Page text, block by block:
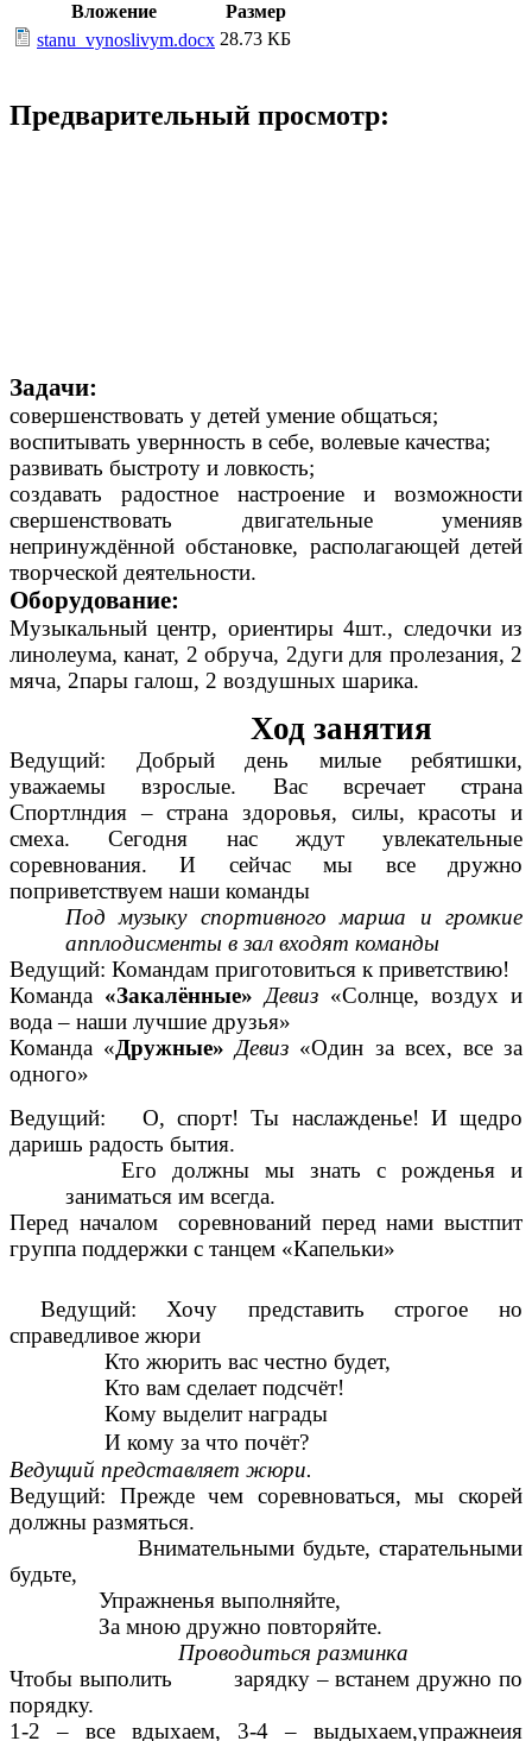
Вложение
Размер
stanu_vynoslivym.docx 28.73 КБ
Предварительный просмотр:
Задачи:
совершенствовать у детей умение общаться;
воспитывать увернность в себе, волевые качества;
развивать быстроту и ловкость;
создавать радостное настроение и возможности
свершенствовать двигательные уменияв
непринуждённой обстановке, располагающей детей
творческой деятельности.
Оборудование:
Музыкальный центр, ориентиры 4шт., следочки из
линолеума, канат, 2 обруча, 2дуги для пролезания, 2
мяча, 2пары галош, 2 воздушных шарика.
Ход занятия
Ведущий: Добрый день милые ребятишки,
уважаемы взрослые. Вас всречает страна
Спортлндия – страна здоровья, силы, красоты и
смеха. Сегодня нас ждут увлекательные
соревнования. И сейчас мы все дружно
поприветствуем наши команды
Под музыку спортивного марша и громкие
апплодисменты в зал входят команды
Ведущий: Командам приготовиться к приветствию!
Команда «Закалённые» Девиз «Солнце, воздух и
вода – наши лучшие друзья»
Команда «Дружные» Девиз «Один за всех, все за
одного»
Ведущий: О, спорт! Ты наслажденье! И щедро
даришь радость бытия.
Его должны мы знать с рожденья и
заниматься им всегда.
Перед началом соревнований перед нами выстпит
группа поддержки с танцем «Капельки»
Ведущий: Хочу представить строгое но
справедливое жюри
Кто жюрить вас честно будет,
Кто вам сделает подсчёт!
Кому выделит награды
И кому за что почёт?
Ведущий представляет жюри.
Ведущий: Прежде чем соревноваться, мы скорей
должны размяться.
Внимательными будьте, старательными
будьте,
Упражненья выполняйте,
За мною дружно повторяйте.
Проводиться разминка
Чтобы выполить зарядку – встанем дружно по
порядку.
1-2 – все вдыхаем, 3-4 – выдыхаем,упражнеия